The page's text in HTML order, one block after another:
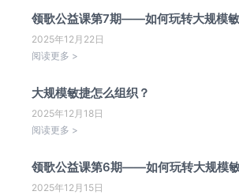
领歌公益课第7期——如何玩转大规模
2025年12月22日
阅读更多 >
大规模敏捷怎么组织？
2025年12月18日
阅读更多 >
领歌公益课第6期——如何玩转大规模
2025年12月15日